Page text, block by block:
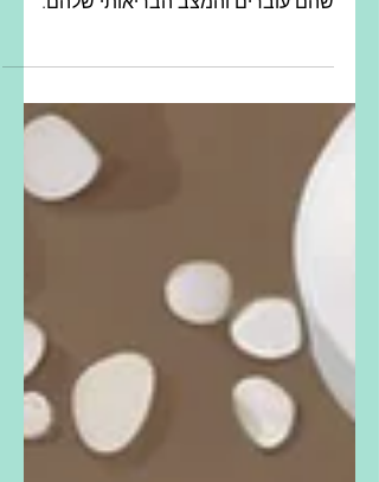
אתגרים תזונתיים רבים בעקבות הטיפולים
כאשר הכליות לא מתפקדות כראוי, הגוף...